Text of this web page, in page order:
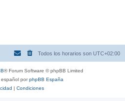
Todos los horarios son UTC+02:00
® Forum Software © phpBB Limited
español porphpBB España
| Condiciones